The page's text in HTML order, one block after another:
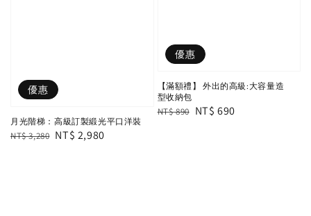
優惠
月光階梯：高級訂製緞光平口洋裝
Regular
NT$ 3,280 Sale
NT$ 2,980
優惠
【滿額禮】 外出的高級:大容量造
型收納包
Regular
NT$ 890 Sale
NT$ 690